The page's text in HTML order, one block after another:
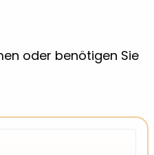
oder benötigen Sie